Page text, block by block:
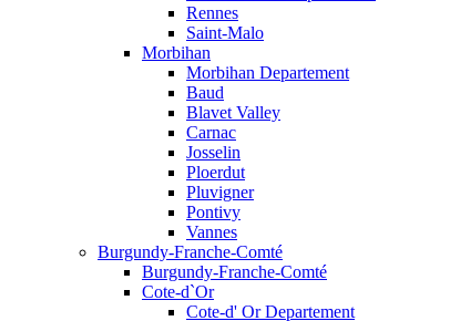
Rennes
Saint-Malo
Morbihan
Morbihan Departement
Baud
Blavet Valley
Carnac
Josselin
Ploerdut
Pluvigner
Pontivy
Vannes
Burgundy-Franche-Comté
Burgundy-Franche-Comté
Cote-d`Or
Cote-d' Or Departement